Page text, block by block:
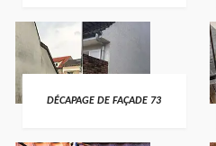
DÉCAPAGE DE FAÇADE 73